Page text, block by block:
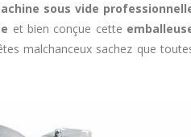
sous vide
et bien conçue cette
malchanceux sachez que